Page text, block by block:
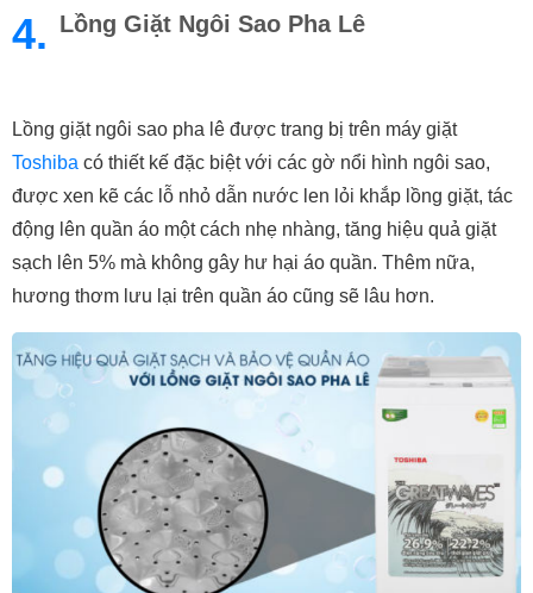
4. Lồng Giặt Ngôi Sao Pha Lê
Lồng giặt ngôi sao pha lê được trang bị trên máy giặt
Toshiba có thiết kế đặc biệt với các gờ nổi hình ngôi sao,
được xen kẽ các lỗ nhỏ dẫn nước len lỏi khắp lồng giặt, tác
động lên quần áo một cách nhẹ nhàng, tăng hiệu quả giặt
sạch lên 5% mà không gây hư hại áo quần. Thêm nữa,
hương thơm lưu lại trên quần áo cũng sẽ lâu hơn.